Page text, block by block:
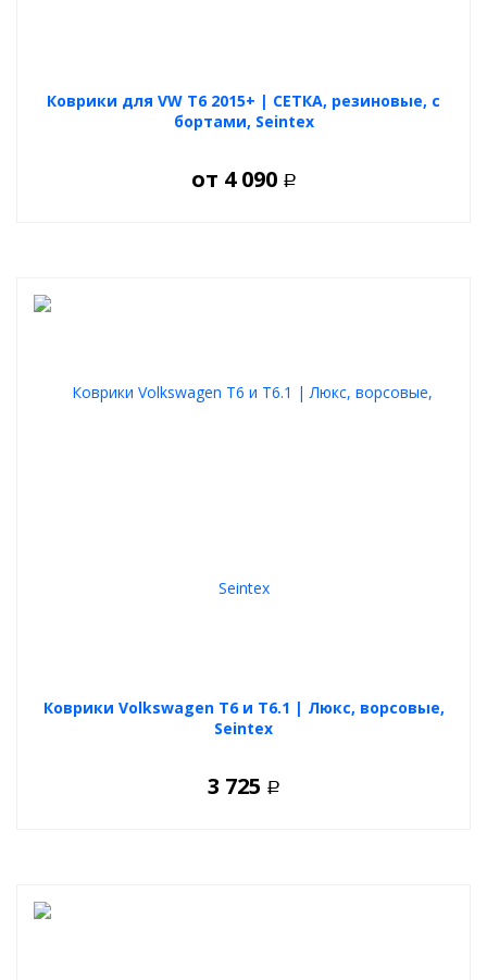
Коврики для VW T6 2015+ | СЕТКА, резиновые, с
бортами, Seintex
от 4 090 Р
Коврики Volkswagen T6 и T6.1 | Люкс, ворсовые,
Seintex
3 725 Р